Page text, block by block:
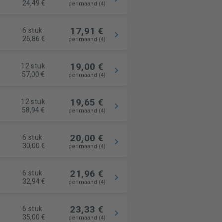
24,49 €
per maand (4)
6 stuk
26,86 €
17,91 €
per maand (4)
12 stuk
57,00 €
19,00 €
per maand (4)
12 stuk
58,94 €
19,65 €
per maand (4)
6 stuk
30,00 €
20,00 €
per maand (4)
6 stuk
32,94 €
21,96 €
per maand (4)
6 stuk
35,00 €
23,33 €
per maand (4)